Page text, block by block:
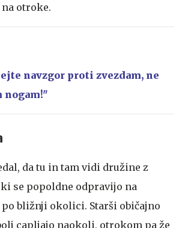
otroke.
navzgor proti zvezdam, ne
nogam!"
da tu in tam vidi družine z
se popoldne odpravijo na
po bližnji okolici. Starši običajno
capljajo naokoli, otrokom pa že